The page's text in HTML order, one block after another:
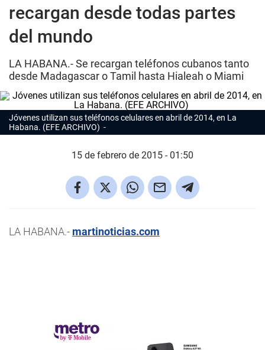
recargan desde todas partes
del mundo
LA HABANA.- Se recargan teléfonos cubanos tanto
desde Madagascar o Tamil hasta Hialeah o Miami
Jóvenes utilizan sus teléfonos celulares en abril de 2014, en La
Habana. (EFE ARCHIVO)
15 de febrero de 2015 - 01:50
LA HABANA.- martinoticias.com